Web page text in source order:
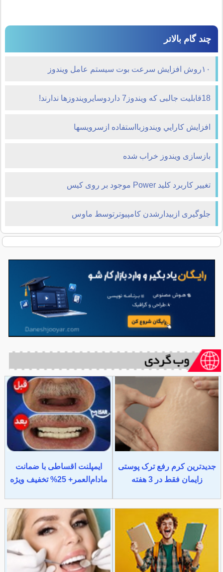
چند گام بالاتر
۱۰روش افزایش سرعت بوت سیستم عامل ویندوز
18قابلیت جالبی که ویندوز7 داردوسایرویندوزها ندارند!
افزايش كارايي ويندوزبااستفاده ازسرويسها
بازسازی ویندوز خراب شده
تغییر کاربرد کلید Power موجود بر روی کیس
جلوگیری ازبیدارشدن کامپیوترتوسط ماوس
جدیدترین کرم رفع ترک پوستی
زایمان فقط در 3 هفته
ایمپلنت اقساطی با ضمانت
مادام‌العمر+ 25% تخفیف ویژه